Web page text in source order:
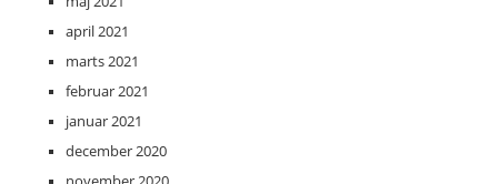
april 2021
marts 2021
februar 2021
januar 2021
december 2020